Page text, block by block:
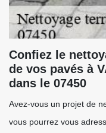
Confiez le
de vos pavés à
dans le 07450
Avez-vous un projet de
vous pourrez vous